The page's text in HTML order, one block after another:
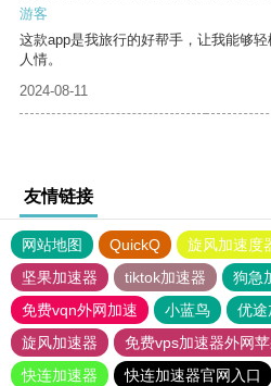
游客
这款app是我旅行的好帮手，让我能够
人情。
2024-08-11
友情链接
网站地图 QuickQ 旋风加速度
坚果加速器
tiktok加速器
狗急
免费vqn外网加速
小蓝鸟 优途
旋风加速器
免费vps加速器外网
快连加速器
快连加速器官网入口